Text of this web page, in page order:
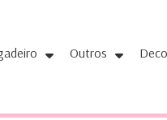
Outros